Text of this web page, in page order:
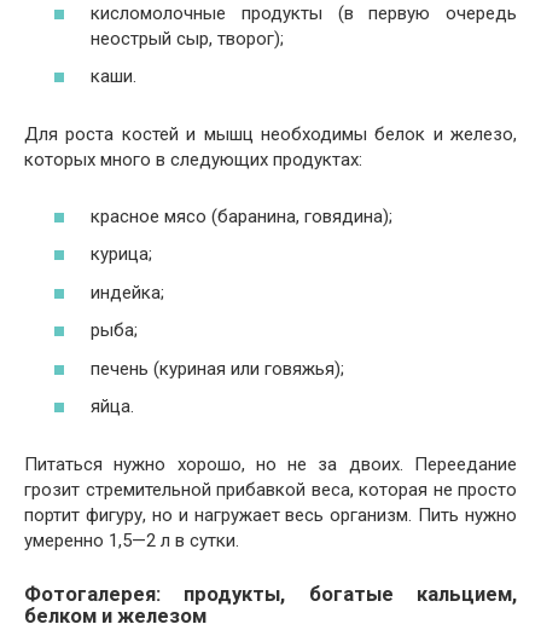
кисломолочные продукты (в первую очередь
неострый сыр, творог);
каши.
Для роста костей и мышц необходимы белок и железо,
которых много в следующих продуктах:
красное мясо (баранина, говядина);
курица;
индейка;
рыба;
печень (куриная или говяжья);
яйца.
Питаться нужно хорошо, но не за двоих. Переедание
грозит стремительной прибавкой веса, которая не просто
портит фигуру, но и нагружает весь организм. Пить нужно
умеренно 1,5—2 л в сутки.
Фотогалерея: продукты, богатые кальцием,
белком и железом